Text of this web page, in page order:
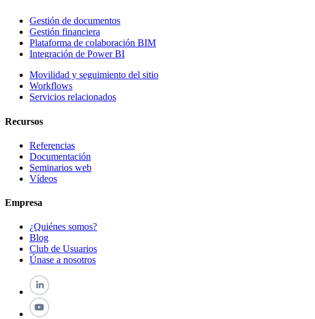
Gestión de documentos
Gestión financiera
Plataforma de colaboración BIM
Integración de Power BI
Movilidad y seguimiento del sitio
Workflows
Servicios relacionados
Recursos
Referencias
Documentación
Seminarios web
Vídeos
Empresa
¿Quiénes somos?
Blog
Club de Usuarios
Únase a nosotros